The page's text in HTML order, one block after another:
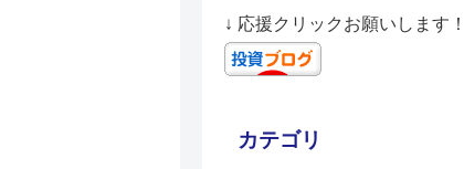
↓ 応援クリックお願いします！
カテゴリ